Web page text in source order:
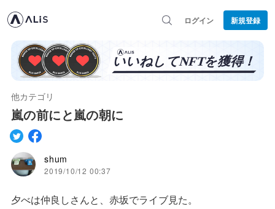
ログイン 新規登録
他カテゴリ
嵐の前にと嵐の朝に
shum
2019/10/12 00:37
夕べは仲良しさんと、赤坂でライブ見た。